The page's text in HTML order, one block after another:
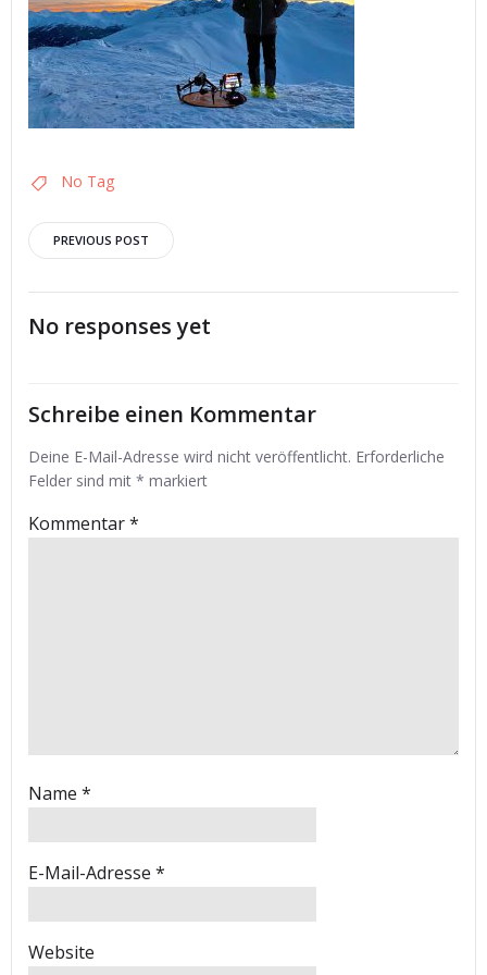
No Tag
Post
navigation
PREVIOUS POST
No responses yet
Schreibe einen Kommentar
Deine E-Mail-Adresse wird nicht veröffentlicht. Erforderliche
Felder sind mit * markiert
Kommentar*
Name *
E-Mail-Adresse *
Website